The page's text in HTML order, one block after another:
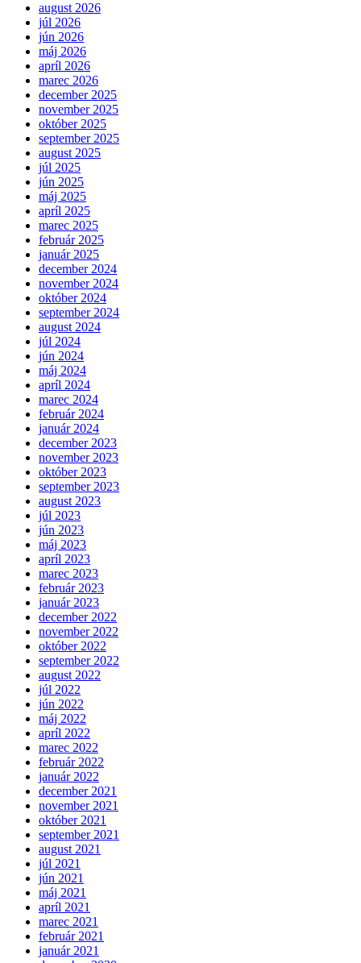
august 2026
júl 2026
jún 2026
máj 2026
apríl 2026
marec 2026
december 2025
november 2025
október 2025
september 2025
august 2025
júl 2025
jún 2025
máj 2025
apríl 2025
marec 2025
február 2025
január 2025
december 2024
november 2024
október 2024
september 2024
august 2024
júl 2024
jún 2024
máj 2024
apríl 2024
marec 2024
február 2024
január 2024
december 2023
november 2023
október 2023
september 2023
august 2023
júl 2023
jún 2023
máj 2023
apríl 2023
marec 2023
február 2023
január 2023
december 2022
november 2022
október 2022
september 2022
august 2022
júl 2022
jún 2022
máj 2022
apríl 2022
marec 2022
február 2022
január 2022
december 2021
november 2021
október 2021
september 2021
august 2021
júl 2021
jún 2021
máj 2021
apríl 2021
marec 2021
február 2021
január 2021